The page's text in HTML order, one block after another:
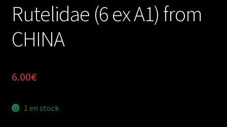
Rutelidae (6 ex A1) from
CHINA
6.00€
1 en stock